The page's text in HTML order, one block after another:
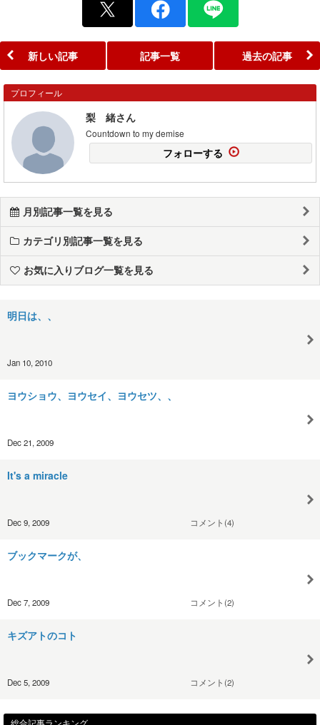
新しい記事 記事一覧 過去の記事
プロフィール
梨 緒さん
Countdown to my demise
フォローする
月別記事一覧を見る
カテゴリ別記事一覧を見る
お気に入りブログ一覧を見る
明日は、、
Jan 10, 2010
ヨウショウ、ヨウセイ、ヨウセツ、、
Dec 21, 2009
It's a miracle
Dec 9, 2009 コメント(4)
ブックマークが、
Dec 7, 2009 コメント(2)
キズアトのコト
Dec 5, 2009 コメント(2)